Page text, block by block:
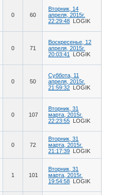
0 60
Вторник, 14
апреля, 2015г.
22:29:48 LOGIK
0 71
Воскресенье, 12
апреля, 2015г.
20:03:41
LOGIK
0 50
Суббота, 11
апреля, 2015г.
21:59:32 LOGIK
0 107
Вторник, 31
марта, 2015г.
22:23:55 LOGIK
0 72
Вторник, 31
марта, 2015г.
21:17:39 LOGIK
1 101
Вторник, 31
марта, 2015г.
19:54:58 LOGIK